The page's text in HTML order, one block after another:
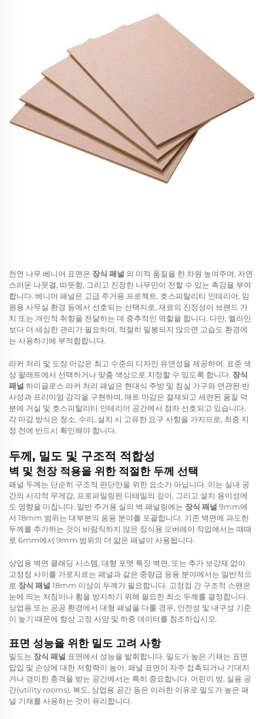
천연 나무 베니어 표면은 장식 패널 의 미적 품질을 한 차원 높여주며, 자연
스러운 나뭇결, 따뜻함, 그리고 진정한 나무만이 전할 수 있는 촉감을 부여
합니다. 베니어 패널은 고급 주거용 프로젝트, 호스피탈리티 인테리어, 임
원용 사무실 환경 등에서 선호되는 선택지로, 재료의 진정성이 브랜드 가
치 또는 개인적 취향을 전달하는 데 중추적인 역할을 합니다. 다만, 멜라민
보다 더 세심한 관리가 필요하며, 적절히 밀봉되지 않으면 고습도 환경에
는 사용하기에 부적합합니다.
라커 처리 및 도장 마감은 최고 수준의 디자인 유연성을 제공하여, 표준 색
상 팔레트에서 선택하거나 맞춤 색상으로 지정할 수 있도록 합니다. 장식
패널 하이글로스 라커 처리 패널은 현대식 주방 및 침실 가구와 연관된 반
사성과 프리미엄 감각을 구현하며, 매트 마감은 절제되고 세련된 품질 덕
분에 거실 및 호스피탈리티 인테리어 공간에서 점차 선호되고 있습니다.
각 마감 방식은 청소, 수리, 설치 시 고유한 요구 사항을 가지므로, 최종 지
정 전에 반드시 확인해야 합니다.
두께, 밀도 및 구조적 적합성
벽 및 천장 적용을 위한 적절한 두께 선택
패널 두께는 단순히 구조적 판단만을 위한 요소가 아닙니다. 이는 실내 공
간의 시각적 무게감, 프로파일링된 디테일의 깊이, 그리고 설치 용이성에
도 영향을 미칩니다. 일반 주거용 실의 벽 패널링에는 장식 패널 9mm에
서 18mm 범위는 대부분의 응용 분야를 포괄합니다. 기존 벽면에 과도한
두께를 추가하는 것이 바람직하지 않은 장식용 오버레이 작업에서는 때때
로 6mm에서 9mm 범위의 더 얇은 패널이 사용됩니다.
상업용 벽면 클래딩 시스템, 대형 포맷 특징 벽면, 또는 추가 보강재 없이
고정점 사이를 가로지르는 패널과 같은 중량급 응용 분야에서는 일반적으
로 장식 패널 18mm 이상의 두께가 필요합니다. 고정점 간 구조적 스팬은
눈에 띄는 처짐이나 휨을 방지하기 위해 필요한 최소 두께를 결정합니다.
상업용 또는 공공 환경에서 대형 패널을 다룰 경우, 안전성 및 내구성 기준
이 높기 때문에 항상 고정 사양 및 하중 데이터를 참조하십시오.
표면 성능을 위한 밀도 고려 사항
밀도는 장식 패널 표면에서 성능을 발휘합니다. 밀도가 높은 기재는 표면
압입 및 손상에 대한 저항력이 높아, 패널 표면이 자주 접촉되거나 기대지
거나 경미한 충격을 받는 공간에서는 특히 중요합니다. 어린이 방, 실용 공
간(utility rooms), 복도, 상업용 공간 등은 이러한 이유로 밀도가 높은 패
널 기재를 사용하는 것이 유리합니다.